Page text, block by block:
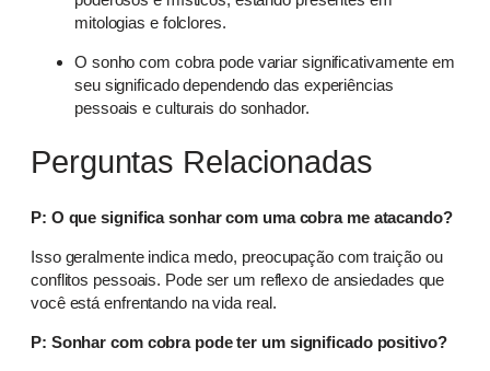
mitologias e folclores.
O sonho com cobra pode variar significativamente em
seu significado dependendo das experiências
pessoais e culturais do sonhador.
Perguntas Relacionadas
P: O que significa sonhar com uma cobra me atacando?
Isso geralmente indica medo, preocupação com traição ou
conflitos pessoais. Pode ser um reflexo de ansiedades que
você está enfrentando na vida real.
P: Sonhar com cobra pode ter um significado positivo?